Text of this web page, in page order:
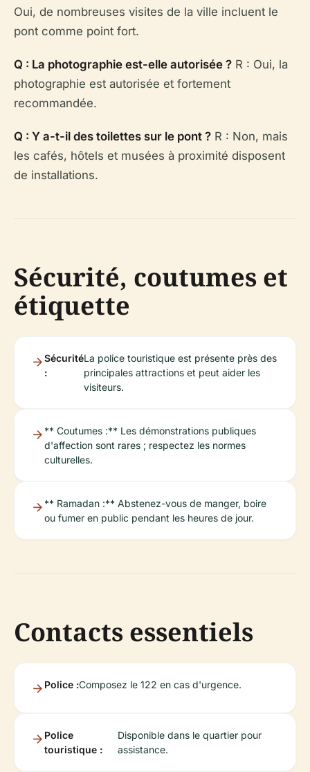
Oui, de nombreuses visites de la ville incluent le
pont comme point fort.
Q : La photographie est-elle autorisée ? R : Oui, la
photographie est autorisée et fortement
recommandée.
Q : Y a-t-il des toilettes sur le pont ? R : Non, mais
les cafés, hôtels et musées à proximité disposent
de installations.
Sécurité, coutumes et
étiquette
Sécurité
:
La police touristique est présente près des
principales attractions et peut aider les
visiteurs.
** Coutumes :** Les démonstrations publiques
d'affection sont rares ; respectez les normes
culturelles.
** Ramadan :** Abstenez-vous de manger, boire
ou fumer en public pendant les heures de jour.
Contacts essentiels
Police :Composez le 122 en cas d'urgence.
Police
touristique :
Disponible dans le quartier pour
assistance.